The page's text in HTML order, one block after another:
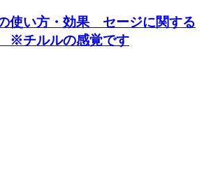
使い方・効果 セージに関する
※チルルの感覚です